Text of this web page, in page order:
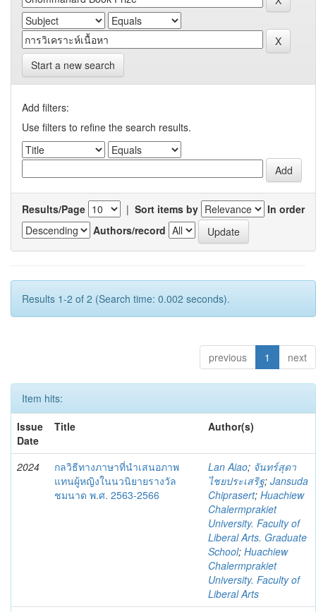
Start a new search
Add filters:
Use filters to refine the search results.
Results/Page | Sort items by
In order
Authors/record
Results 1-2 of 2 (Search time: 0.002 seconds).
previous 1 next
Item hits:
Issue
Date
Title Author(s)
2024
กลวิธีทางภาษาที่นำเสนอภาพ
แทนผู้หญิงในนวนิยายรางวัล
ชมนาด พ.ศ. 2563-2566
Lan Aiao; จันทร์สุดา
ไชยประเสริฐ; Jansuda
Chiprasert; Huachiew
Chalermprakiet
University. Faculty of
Liberal Arts. Graduate
School; Huachiew
Chalermprakiet
University. Faculty of
Liberal Arts